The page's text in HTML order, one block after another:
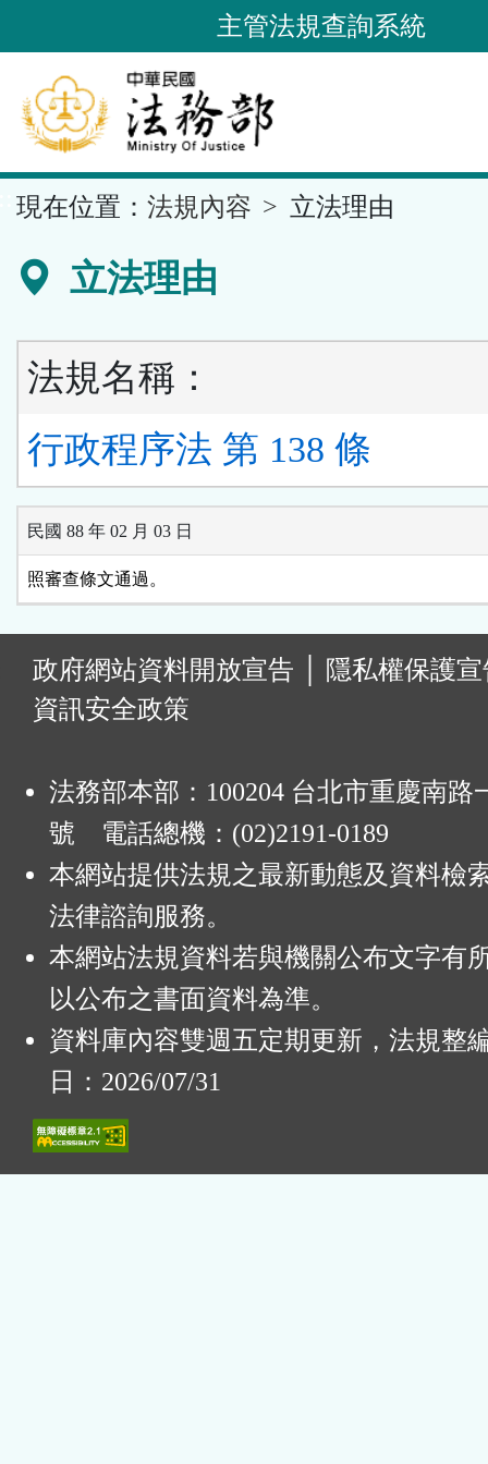
到
要
內
容
區
主管法規查詢系統
現在位置： 法規內容 立法理由
立法理由
法規名稱：
行政程序法 第 138 條
民國 88 年 02 月 03 日
照審查條文通過。
政府網站資料開放宣告
隱私權保護
資訊安全政策
法務部本部：100204 台北市重慶南路
號 電話總機：(02)2191-0189
本網站提供法規之最新動態及資料檢
法律諮詢服務。
本網站法規資料若與機關公布文字有
以公布之書面資料為準。
資料庫內容雙週五定期更新，法規整
日：2026/07/31